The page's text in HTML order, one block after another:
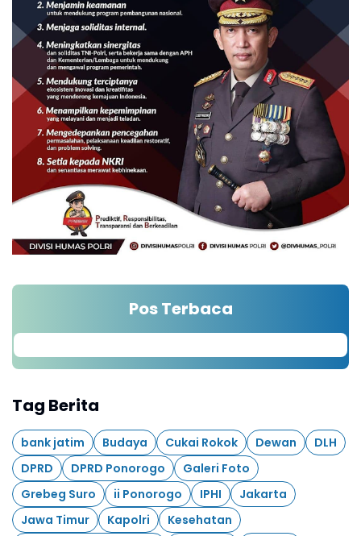
Pos Terbaca
Tag Berita
bank jatim Budaya Cukai Rokok Dewan
DLH
DPRD
DPRD Ponorogo
Galeri Foto
Grebeg Suro
ii Ponorogo IPHI
Jakarta
Jawa Timur
Kapolri
Kesehatan